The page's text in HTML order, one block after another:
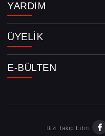
YARDIM
ÜYELIK
E-BÜLTEN
Bizi Takip Edin: